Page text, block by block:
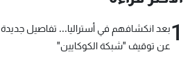
1بعد انكشافهم في أستراليا... تفاصيل جديدة
عن توقيف "شبكة الكوكايين"